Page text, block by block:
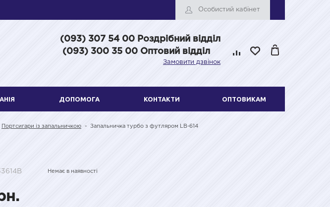
Особистий кабінет
(093) 307 54 00 Роздрібний відділ
(093) 300 35 00 Оптовий відділ
Замовити дзвінок
ДОПОМОГА КОНТАКТИ ОПТОВИКАМ
Портсигари із запальничкою - Запальничка турбо з футляром LB-614
Немає в наявності